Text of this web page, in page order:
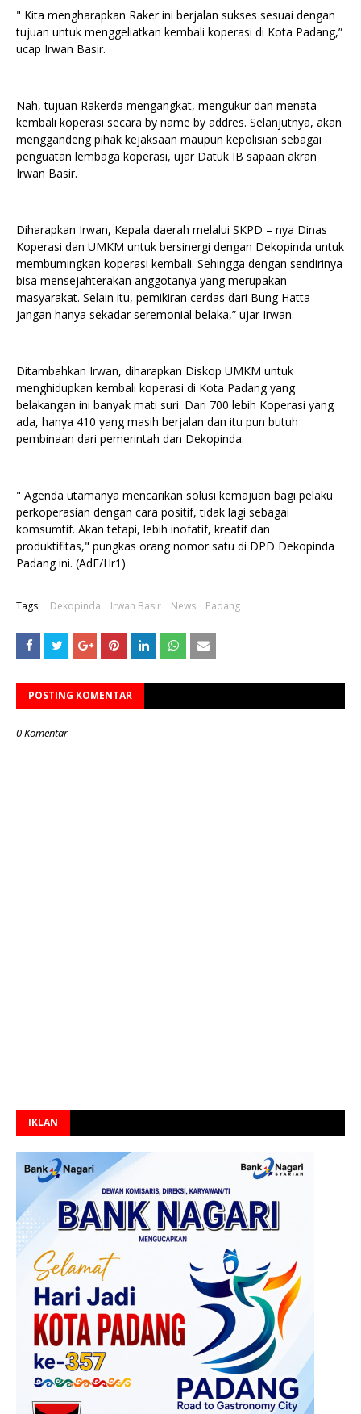
" Kita mengharapkan Raker ini berjalan sukses sesuai dengan
tujuan untuk menggeliatkan kembali koperasi di Kota Padang,”
ucap Irwan Basir.
Nah, tujuan Rakerda mengangkat, mengukur dan menata
kembali koperasi secara by name by addres. Selanjutnya, akan
menggandeng pihak kejaksaan maupun kepolisian sebagai
penguatan lembaga koperasi, ujar Datuk IB sapaan akran
Irwan Basir.
Diharapkan Irwan, Kepala daerah melalui SKPD – nya Dinas
Koperasi dan UMKM untuk bersinergi dengan Dekopinda untuk
membumingkan koperasi kembali. Sehingga dengan sendirinya
bisa mensejahterakan anggotanya yang merupakan
masyarakat. Selain itu, pemikiran cerdas dari Bung Hatta
jangan hanya sekadar seremonial belaka,” ujar Irwan.
Ditambahkan Irwan, diharapkan Diskop UMKM untuk
menghidupkan kembali koperasi di Kota Padang yang
belakangan ini banyak mati suri. Dari 700 lebih Koperasi yang
ada, hanya 410 yang masih berjalan dan itu pun butuh
pembinaan dari pemerintah dan Dekopinda.
" Agenda utamanya mencarikan solusi kemajuan bagi pelaku
perkoperasian dengan cara positif, tidak lagi sebagai
komsumtif. Akan tetapi, lebih inofatif, kreatif dan
produktifitas," pungkas orang nomor satu di DPD Dekopinda
Padang ini. (AdF/Hr1)
Tags: Dekopinda Irwan Basir News Padang
POSTING KOMENTAR
0 Komentar
IKLAN